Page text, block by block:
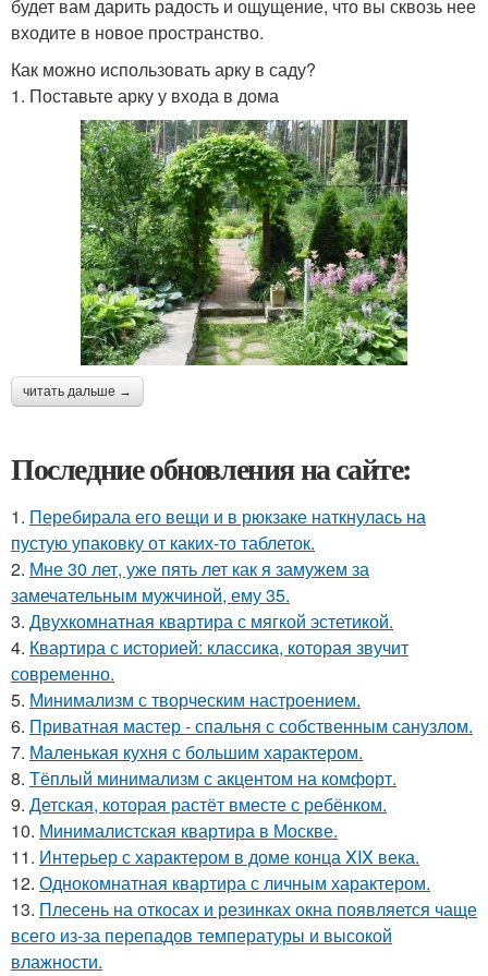
будет вам дарить радость и ощущение, что вы сквозь нее
входите в новое пространство.
Как можно использовать арку в саду?
1. Поставьте арку у входа в дома
читать дальше →
Последние обновления на сайте:
1. Перебирала его вещи и в рюкзаке наткнулась на
пустую упаковку от каких-то таблеток.
2. Мне 30 лет, уже пять лет как я замужем за
замечательным мужчиной, ему 35.
3. Двухкомнатная квартира с мягкой эстетикой.
4. Квартира с историей: классика, которая звучит
современно.
5. Минимализм с творческим настроением.
6. Приватная мастер - спальня с собственным санузлом.
7. Маленькая кухня с большим характером.
8. Тёплый минимализм с акцентом на комфорт.
9. Детская, которая растёт вместе с ребёнком.
10. Минималистская квартира в Москве.
11. Интерьер с характером в доме конца XIX века.
12. Однокомнатная квартира с личным характером.
13. Плесень на откосах и резинках окна появляется чаще
всего из-за перепадов температуры и высокой
влажности.